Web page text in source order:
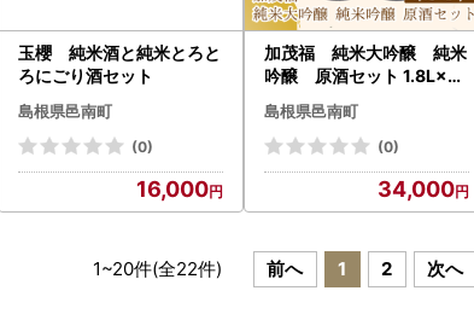
玉櫻 純米酒と純米とろと
ろにごり酒セット
島根県邑南町
(0)
16,000
加茂福 純米大吟醸 純米
吟醸 原酒セット 1.8L×2
島根県邑南町
(0)
34,000
1~20件(全22件) 前へ 1 2 次へ